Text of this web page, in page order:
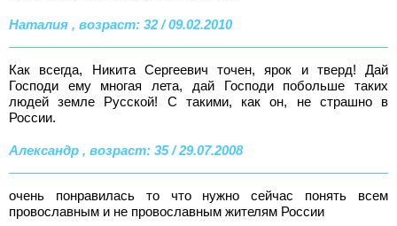
Наталия , возраст: 32 / 09.02.2010
Как всегда, Никита Сергеевич точен, ярок и тверд! Дай
Господи ему многая лета, дай Господи побольше таких
людей земле Русской! С такими, как он, не страшно в
России.
Александр , возраст: 35 / 29.07.2008
очень понравилась то что нужно сейчас понять всем
провославным и не провославным жителям России